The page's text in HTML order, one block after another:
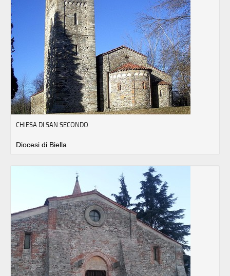
CHIESA DI SAN SECONDO
Diocesi di Biella